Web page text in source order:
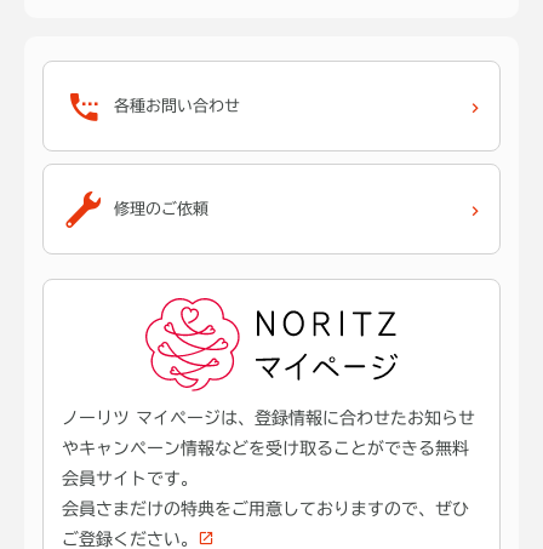
各種お問い合わせ
修理のご依頼
ノーリツ マイページは、登録情報に合わせたお知らせ
やキャンペーン情報などを受け取ることができる無料
会員サイトです。
会員さまだけの特典をご用意しておりますので、ぜひ
ご登録ください。